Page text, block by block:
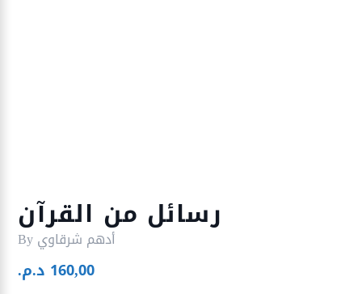
رسائل من القرآن
Byأدهم شرقاوي
160,00 د.م.